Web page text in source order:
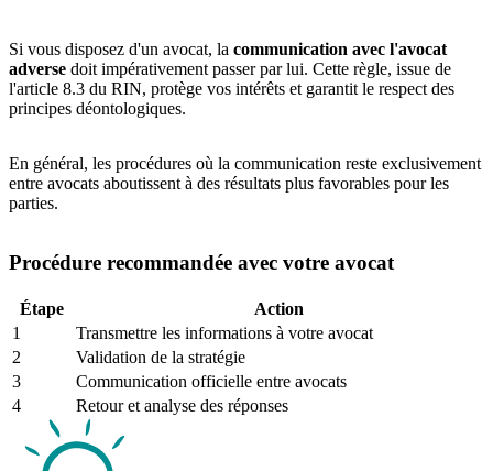
Si vous disposez d'un avocat, la communication avec l'avocat
adverse doit impérativement passer par lui. Cette règle, issue de
l'article 8.3 du RIN, protège vos intérêts et garantit le respect des
principes déontologiques.
En général, les procédures où la communication reste exclusivement
entre avocats aboutissent à des résultats plus favorables pour les
parties.
Procédure recommandée avec votre avocat
Étape
Action
1
Transmettre les informations à votre avocat
2
Validation de la stratégie
3
Communication officielle entre avocats
4
Retour et analyse des réponses